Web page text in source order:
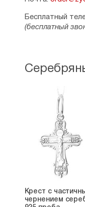
Бесплатный
(бесплатный
Крест с
чернением